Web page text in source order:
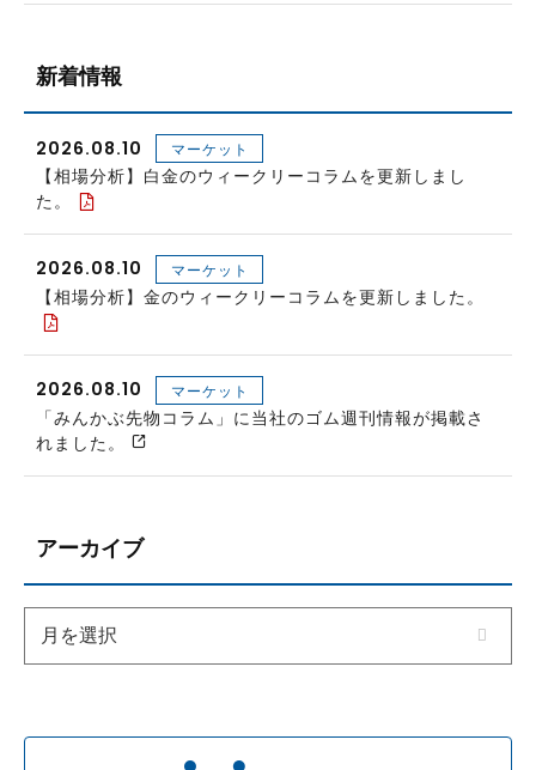
新着情報
2026.08.10 マーケット
【相場分析】白金のウィークリーコラムを更新しまし
た。
2026.08.10 マーケット
【相場分析】金のウィークリーコラムを更新しました。
2026.08.10 マーケット
「みんかぶ先物コラム」に当社のゴム週刊情報が掲載さ
れました。
アーカイブ